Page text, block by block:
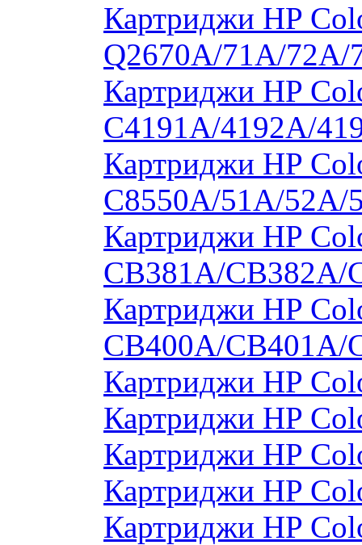
Картриджи HP
Q2670A/71A/
Картриджи HP
C4191A/4192A/
Картриджи HP
C8550A/51A/
Картриджи HP
CB381A/CB382A/
Картриджи HP
CB400A/CB401A/
Картриджи HP
Картриджи HP
Картриджи HP
Картриджи HP
Картриджи HP